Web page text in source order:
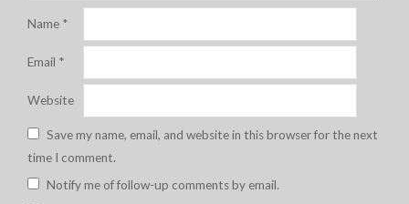
Name *
Email *
Website
Save my name, email, and website in this browser for the next
time I comment.
Notify me of follow-up comments by email.